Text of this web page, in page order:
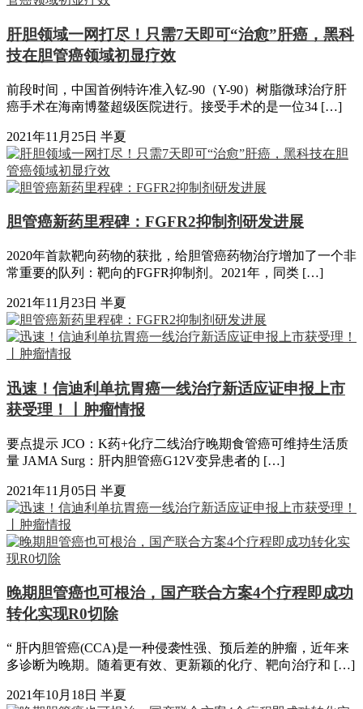
肝胆领域一网打尽！只需7天即可“治愈”肝癌，黑科
技在胆管癌领域初显疗效
前段时间，中国首例特许准入钇-90（Y-90）树脂微球治疗肝
癌手术在海南博鳌超级医院进行。接受手术的是一位34 […]
2021年11月25日 半夏
胆管癌新药里程碑：FGFR2抑制剂研发进展
2020年首款靶向药物的获批，给胆管癌药物治疗增加了一个非
常重要的队列：靶向的FGFR抑制剂。2021年，同类 […]
2021年11月23日 半夏
迅速！信迪利单抗胃癌一线治疗新适应证申报上市
获受理！丨肿瘤情报
要点提示 JCO：K药+化疗二线治疗晚期食管癌可维持生活质
量 JAMA Surg：肝内胆管癌G12V变异患者的 […]
2021年11月05日 半夏
晚期胆管癌也可根治，国产联合方案4个疗程即成功
转化实现R0切除
“ 肝内胆管癌(CCA)是一种侵袭性强、预后差的肿瘤，近年来
多诊断为晚期。随着更有效、更新颖的化疗、靶向治疗和 […]
2021年10月18日 半夏